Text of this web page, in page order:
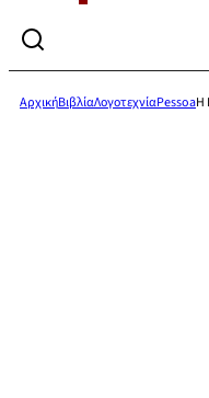
ΑρχικήΒιβλίαΛογοτεχνίαPessoaΗ